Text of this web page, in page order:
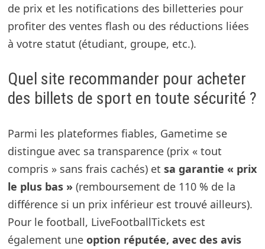
de prix et les notifications des billetteries pour
profiter des ventes flash ou des réductions liées
à votre statut (étudiant, groupe, etc.).
Quel site recommander pour acheter
des billets de sport en toute sécurité ?
Parmi les plateformes fiables, Gametime se
distingue avec sa transparence (prix « tout
compris » sans frais cachés) et sa garantie « prix
le plus bas »(remboursement de 110 % de la
différence si un prix inférieur est trouvé ailleurs).
Pour le football, LiveFootballTickets est
également une option réputée, avec des avis